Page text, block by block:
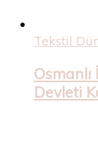
Tekstil
Devleti